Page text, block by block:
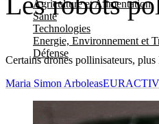
Agriculture et Alimentation
Santé
Technologies
Energie, Environnement et
Défense
Certains drones pollinisateurs,
Maria Simon Arboleas